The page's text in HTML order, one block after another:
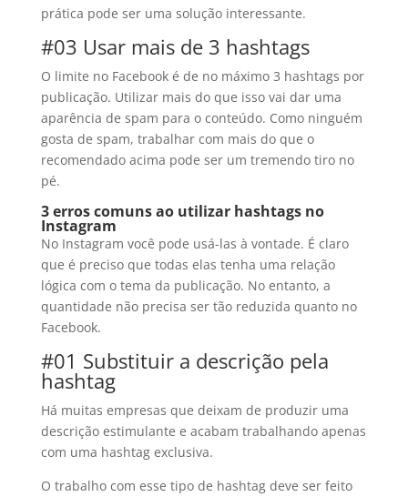
prática pode ser uma solução interessante.
#03 Usar mais de 3 hashtags
O limite no Facebook é de no máximo 3 hashtags por
publicação. Utilizar mais do que isso vai dar uma
aparência de spam para o conteúdo. Como ninguém
gosta de spam, trabalhar com mais do que o
recomendado acima pode ser um tremendo tiro no
pé.
3 erros comuns ao utilizar hashtags no
Instagram
No Instagram você pode usá-las à vontade. É claro
que é preciso que todas elas tenha uma relação
lógica com o tema da publicação. No entanto, a
quantidade não precisa ser tão reduzida quanto no
Facebook.
#01 Substituir a descrição pela
hashtag
Há muitas empresas que deixam de produzir uma
descrição estimulante e acabam trabalhando apenas
com uma hashtag exclusiva.
O trabalho com esse tipo de hashtag deve ser feito